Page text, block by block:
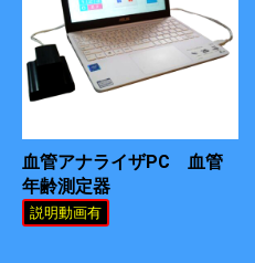
血管アナライザPC 血管
年齢測定器
説明動画有